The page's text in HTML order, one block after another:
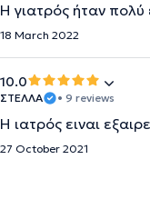
Η γιατρός ήταν πολύ
18 March 2022
10.0
ΣΤΕΛΛΑ • 9 reviews
Η ιατρός ειναι
27 October 2021